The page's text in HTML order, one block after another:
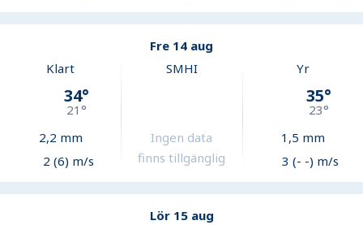
Fre 14 aug
Klart
34°
21°
2,2 mm
2 (6) m/s
SMHI
Ingen data
finns tillgänglig
Yr
35°
23°
1,5 mm
3 (- -) m/s
Lör 15 aug